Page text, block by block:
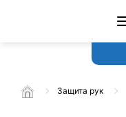
Защита рук